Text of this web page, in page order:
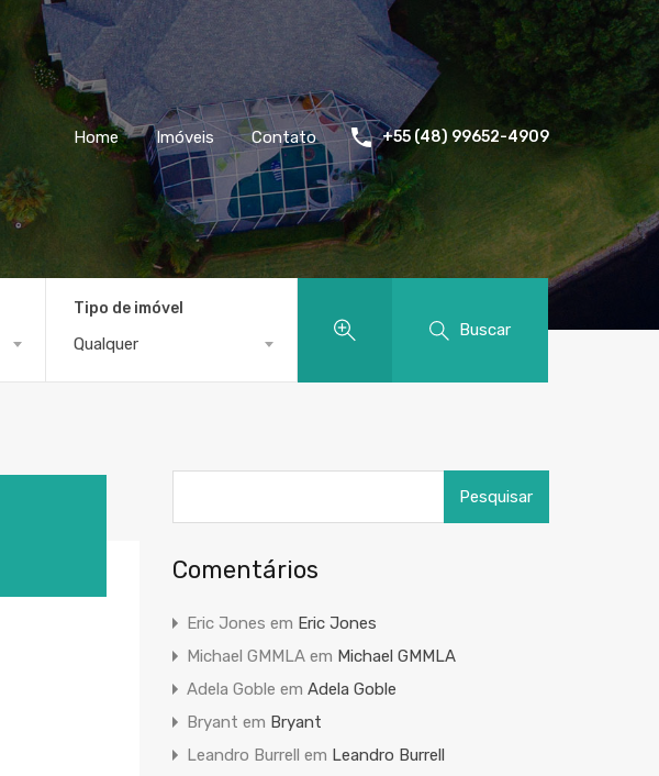
Home Imóveis Contato +55 (48) 99652-4909
Tipo de imóvel
Qualquer
Buscar
por:
Comentários
Eric Jones em Eric Jones
Michael GMMLAem Michael GMMLA
Adela Goble em Adela Goble
Bryant em Bryant
Leandro Burrell em Leandro Burrell